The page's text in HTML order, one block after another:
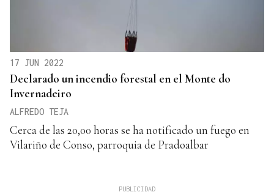
17 JUN 2022
Declarado un incendio forestal en el Monte do
Invernadeiro
ALFREDO TEJA
Cerca de las 20,00 horas se ha notificado un fuego en
Vilariño de Conso, parroquia de Pradoalbar